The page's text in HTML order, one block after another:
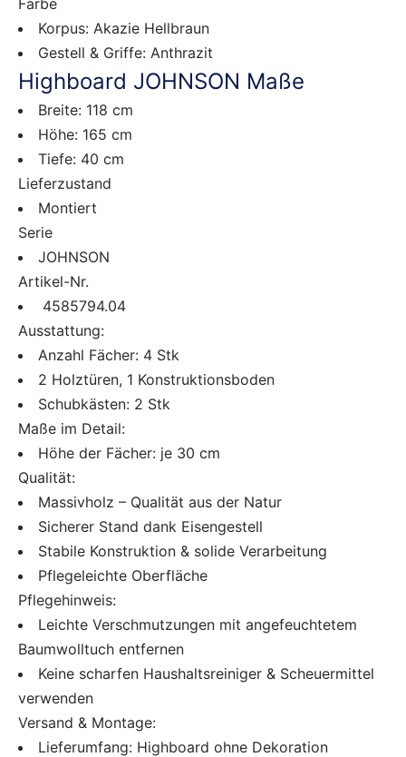
Farbe
Korpus: Akazie Hellbraun
Gestell & Griffe: Anthrazit
Highboard JOHNSON Maße
Breite: 118 cm
Höhe: 165 cm
Tiefe: 40 cm
Lieferzustand
Montiert
Serie
JOHNSON
Artikel-Nr.
4585794.04
Ausstattung:
Anzahl Fächer: 4 Stk
2 Holztüren, 1 Konstruktionsboden
Schubkästen: 2 Stk
Maße im Detail:
Höhe der Fächer: je 30 cm
Qualität:
Massivholz – Qualität aus der Natur
Sicherer Stand dank Eisengestell
Stabile Konstruktion & solide Verarbeitung
Pflegeleichte Oberfläche
Pflegehinweis:
Leichte Verschmutzungen mit angefeuchtetem
Baumwolltuch entfernen
Keine scharfen Haushaltsreiniger & Scheuermittel
verwenden
Versand & Montage:
Lieferumfang: Highboard ohne Dekoration